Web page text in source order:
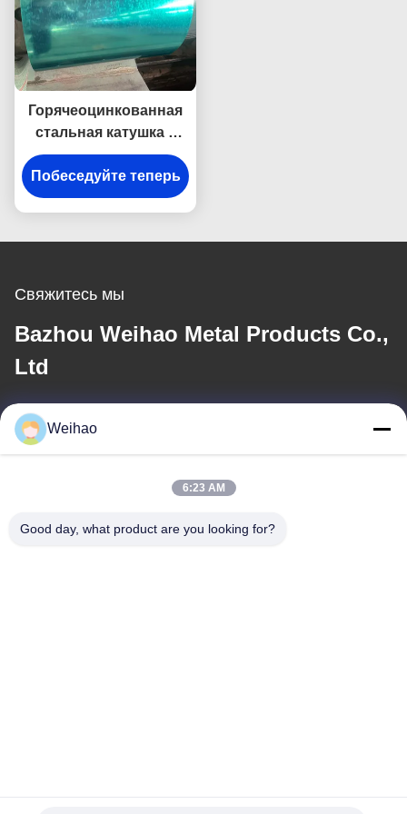
Горячеоцинкованная
стальная катушка с
цветным покрытием
Z20-275 г ASTM A653
Побеседуйте теперь
Свяжитесь мы
Bazhou Weihao Metal Products Co.,
Ltd
Электронная почта
408690175@qq.com
Наш адрес
Weihao
6:23 AM
Good day, what product are you looking for?